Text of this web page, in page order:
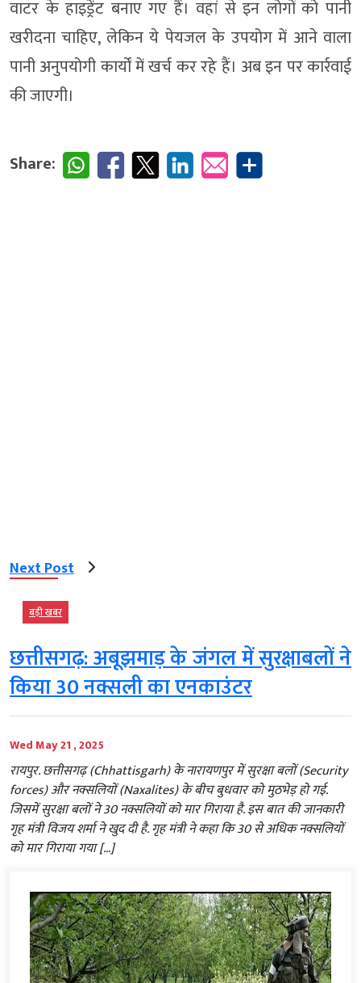
वाटर के हाइड्रेंट बनाए गए हैं। वहां से इन लोगों को पानी
खरीदना चाहिए, लेकिन ये पेयजल के उपयोग में आने वाला
पानी अनुपयोगी कार्यों में खर्च कर रहे हैं। अब इन पर कार्रवाई
की जाएगी।
Share:
Next Post
बड़ी खबर
छत्तीसगढ़: अबूझमाड़ के जंगल में सुरक्षाबलों ने
किया 30 नक्सली का एनकाउंटर
Wed May 21 , 2025
रायपुर. छत्तीसगढ़ (Chhattisgarh) के नारायणपुर में सुरक्षा बलों (Security
forces) और नक्सलियों (Naxalites) के बीच बुधवार को मुठभेड़ हो गई.
जिसमें सुरक्षा बलों ने 30 नक्सलियों को मार गिराया है. इस बात की जानकारी
गृह मंत्री विजय शर्मा ने खुद दी है. गृह मंत्री ने कहा कि 30 से अधिक नक्सलियों
को मार गिराया गया […]